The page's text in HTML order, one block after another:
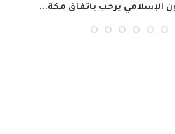
الإسلامي يرحب باتفاق مكة...